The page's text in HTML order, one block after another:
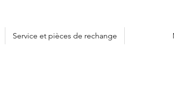
Service et pièces de rechange